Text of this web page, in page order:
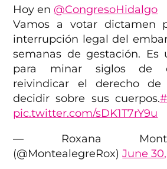
Hoy en @CongresoHidalgo
Vamos a votar dictamen
interrupción legal del
semanas de gestación. Es
para minar siglos de
reivindicar el derecho
decidir sobre sus cuerpos.
pic.twitter.com/sDK1T7rY9u
— Roxana
(@MontealegreRox)June 30,